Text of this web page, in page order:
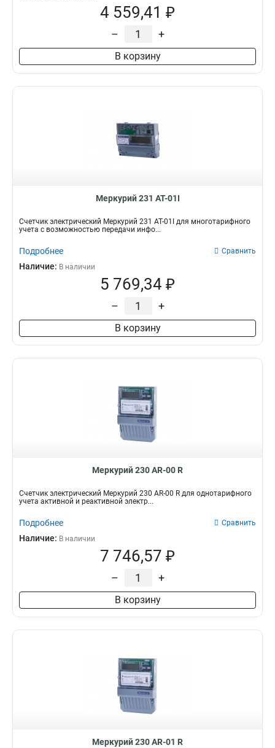
4 559,41 ₽
– +
В корзину
Меркурий 231 АТ-01I
Счетчик электрический Меркурий 231 АТ-01I для многотарифного
учета с возможностью передачи инфо...
Подробнее Сравнить
Наличие: В наличии
5 769,34 ₽
– +
В корзину
Меркурий 230 AR-00 R
Счетчик электрический Меркурий 230 AR-00 R для однотарифного
учета активной и реактивной электр...
Подробнее Сравнить
Наличие: В наличии
7 746,57 ₽
– +
В корзину
Меркурий 230 AR-01 R